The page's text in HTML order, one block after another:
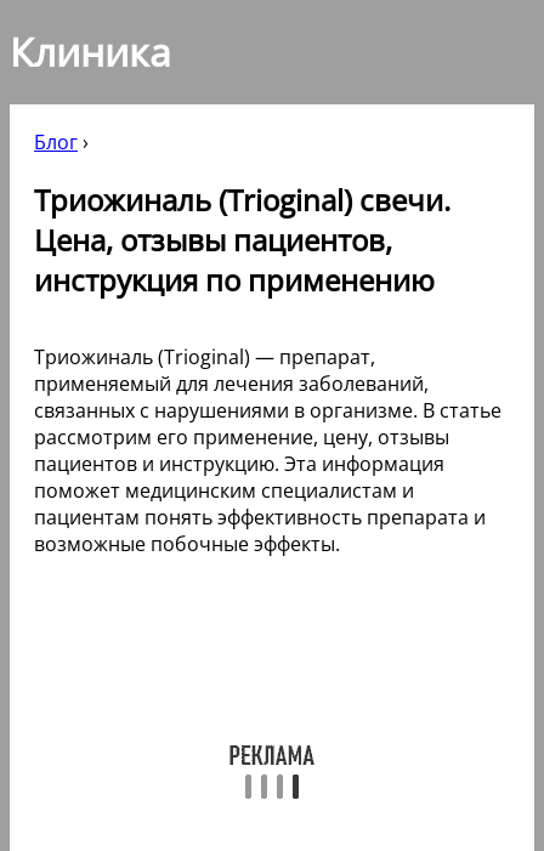
Клиника
Блог›
Триожиналь (Trioginal) свечи.
Цена, отзывы пациентов,
инструкция по применению
Триожиналь (Trioginal) — препарат,
применяемый для лечения заболеваний,
связанных с нарушениями в организме. В статье
рассмотрим его применение, цену, отзывы
пациентов и инструкцию. Эта информация
поможет медицинским специалистам и
пациентам понять эффективность препарата и
возможные побочные эффекты.